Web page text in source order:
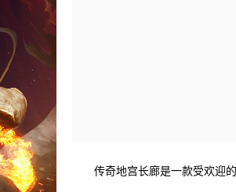
传奇地宫长廊是一款受欢迎